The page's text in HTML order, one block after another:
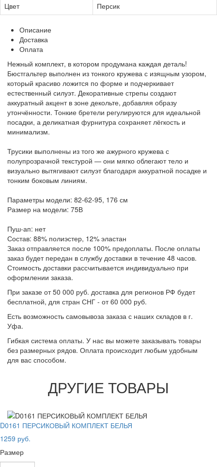
Цвет
Персик
Описание
Доставка
Оплата
Нежный комплект, в котором продумана каждая деталь!
Бюстгальтер выполнен из тонкого кружева с изящным узором,
который красиво ложится по форме и подчеркивает
естественный силуэт. Декоративные стрепы создают
аккуратный акцент в зоне декольте, добавляя образу
утончённости. Тонкие бретели регулируются для идеальной
посадки, а деликатная фурнитура сохраняет лёгкость и
минимализм.
Трусики выполнены из того же ажурного кружева с
полупрозрачной текстурой — они мягко облегают тело и
визуально вытягивают силуэт благодаря аккуратной посадке и
тонким боковым линиям.
Параметры модели: 82-62-95, 176 см
Размер на модели: 75В
Пуш-ап: нет
Состав: 88% полиэстер, 12% эластан
Заказ отправляется после 100% предоплаты. После оплаты
заказ будет передан в службу доставки в течение 48 часов.
Стоимость доставки рассчитывается индивидуально при
оформлении заказа.
При заказе от 50 000 руб. доставка для регионов РФ будет
бесплатной, для стран СНГ - от 60 000 руб.
Есть возможность самовывоза заказа с наших складов в г.
Уфа.
Гибкая система оплаты. У нас вы можете заказывать товары
без размерных рядов. Оплата происходит любым удобным
для вас способом.
ДРУГИЕ ТОВАРЫ
D0161 ПЕРСИКОВЫЙ КОМПЛЕКТ БЕЛЬЯ
1259 руб.
Размер